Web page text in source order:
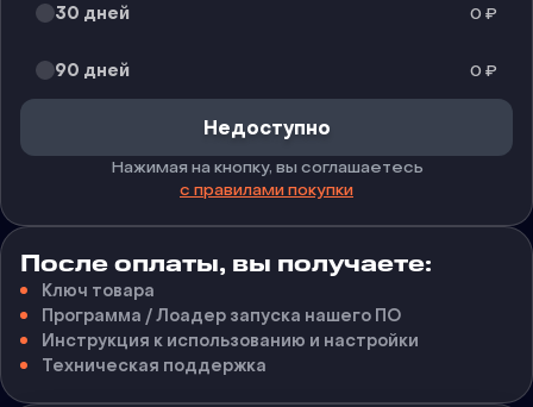
30 дней 0 ₽
90 дней 0 ₽
Недоступно
Нажимая на кнопку, вы соглашаетесь
с правилами покупки
После оплаты, вы получаете:
Ключ товара
Программа / Лоадер запуска нашего ПО
Инструкция к использованию и настройки
Техническая поддержка